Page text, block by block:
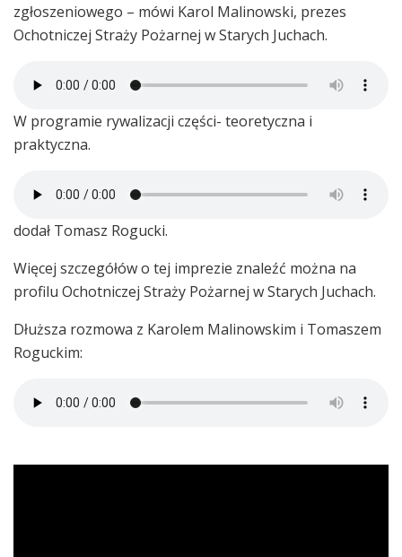
zgłoszeniowego – mówi Karol Malinowski, prezes
Ochotniczej Straży Pożarnej w Starych Juchach.
W programie rywalizacji części- teoretyczna i
praktyczna.
dodał Tomasz Rogucki.
Więcej szczegółów o tej imprezie znaleźć można na
profilu Ochotniczej Straży Pożarnej w Starych Juchach.
Dłuższa rozmowa z Karolem Malinowskim i Tomaszem
Roguckim: